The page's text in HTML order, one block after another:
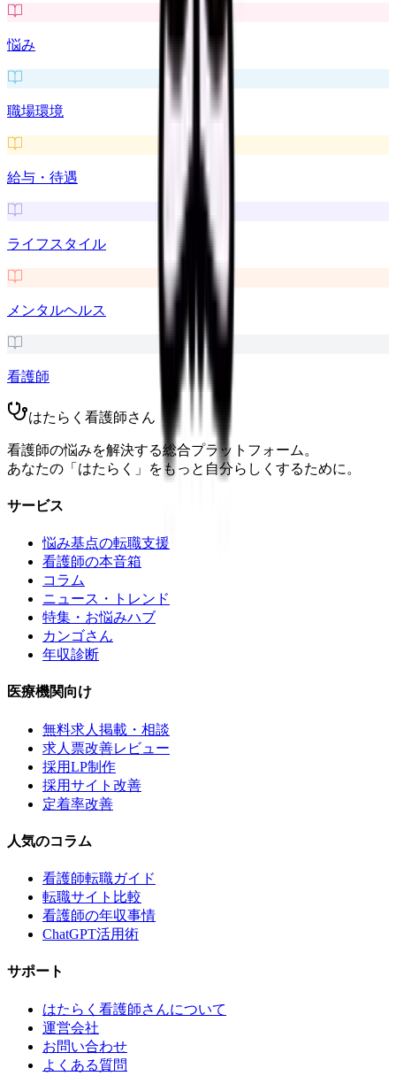
悩み
職場環境
給与・待遇
ライフスタイル
メンタルヘルス
看護師
はたらく看護師さん
看護師の悩みを解決する総合プラットフォーム。
あなたの「はたらく」をもっと自分らしくするために。
サービス
悩み基点の転職支援
看護師の本音箱
コラム
ニュース・トレンド
特集・お悩みハブ
カンゴさん
年収診断
医療機関向け
無料求人掲載・相談
求人票改善レビュー
採用LP制作
採用サイト改善
定着率改善
人気のコラム
看護師転職ガイド
転職サイト比較
看護師の年収事情
ChatGPT活用術
サポート
はたらく看護師さんについて
運営会社
お問い合わせ
よくある質問